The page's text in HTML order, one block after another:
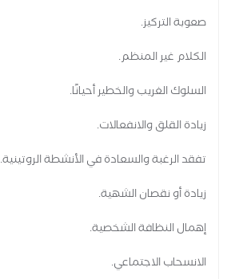
صعوبة التركيز.
الكلام غير المنظم.
السلوك الغريب والخطير أحيانًا.
زيادة القلق والانفعالات.
تفقد الرغبة والسعادة في الأنشطة الروتينية.
زيادة أو نقصان الشهية.
إهمال النظافة الشخصية.
الانسحاب الاجتماعي.